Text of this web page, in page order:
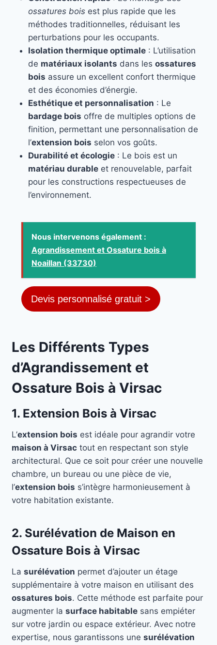
ossatures bois est plus rapide que les
méthodes traditionnelles, réduisant les
perturbations pour les occupants.
Isolation thermique optimale : L’utilisation
de matériaux isolants dans les ossatures
bois assure un excellent confort thermique
et des économies d’énergie.
Esthétique et personnalisation : Le
bardage bois offre de multiples options de
finition, permettant une personnalisation de
l’extension bois selon vos goûts.
Durabilité et écologie : Le bois est un
matériau durable et renouvelable, parfait
pour les constructions respectueuses de
l’environnement.
Nous intervenons également :
Agrandissement et Ossature bois à
Noaillan (33730)
Devis personnalisé gratuit >
Les Différents Types
d’Agrandissement et
Ossature Bois à Virsac
1. Extension Bois à Virsac
L’extension bois est idéale pour agrandir votre
maison à Virsac tout en respectant son style
architectural. Que ce soit pour créer une nouvelle
chambre, un bureau ou une pièce de vie,
l’extension bois s’intègre harmonieusement à
votre habitation existante.
2. Surélévation de Maison en
Ossature Bois à Virsac
La surélévation permet d’ajouter un étage
supplémentaire à votre maison en utilisant des
ossatures bois. Cette méthode est parfaite pour
augmenter la surface habitable sans empiéter
sur votre jardin ou espace extérieur. Avec notre
expertise, nous garantissons une surélévation